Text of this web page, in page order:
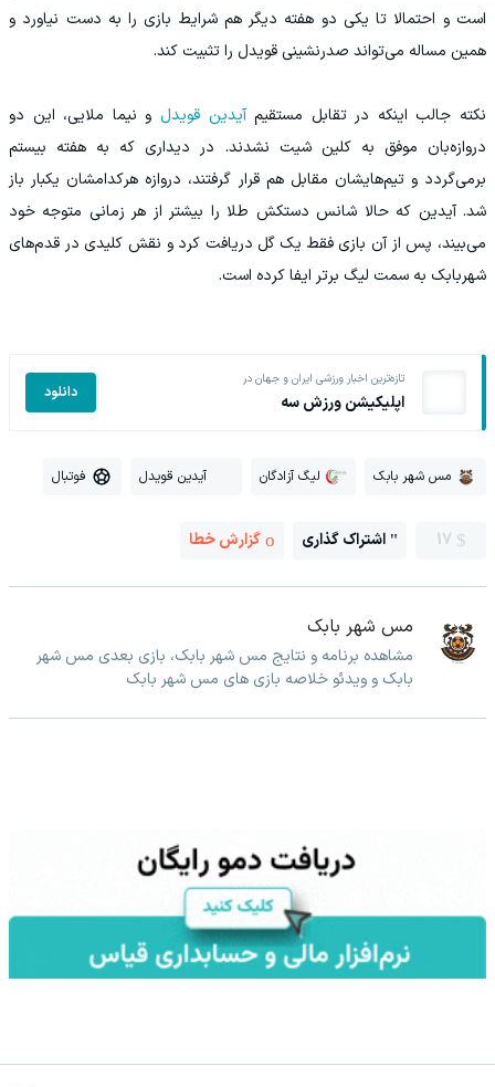
است و احتمالا تا یکی دو هفته دیگر هم شرایط بازی را به دست نیاورد و
همین مساله می‌تواند صدرنشینی قویدل را تثبیت کند.
نکته جالب اینکه در تقابل مستقیمآیدین قویدل و نیما ملایی، این دو
دروازه‌بان موفق به کلین شیت نشدند. در دیداری که به هفته بیستم
برمی‌گردد و تیم‌هایشان مقابل هم قرار گرفتند، دروازه هرکدامشان یکبار باز
شد. آیدین که حالا شانس دستکش طلا را بیشتر از هر زمانی متوجه خود
می‌بیند، پس از آن بازی فقط یک گل دریافت کرد و نقش کلیدی در قدم‌های
شهربابک به سمت لیگ برتر ایفا کرده است.
تازه‌ترین اخبار ورزشی ایران و جهان در
اپلیکیشن ورزش سه دانلود
مس شهر بابک لیگ آزادگان آیدین قویدل فوتبال
17 اشتراک گذاری گزارش خطا
مس شهر بابک
مشاهده برنامه و نتایج مس شهر بابک، بازی بعدی مس شهر
بابک و ویدئو خلاصه بازی های مس شهر بابک